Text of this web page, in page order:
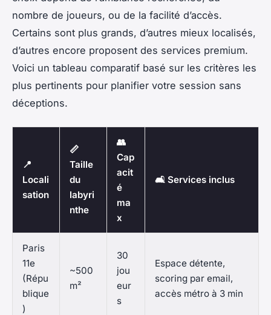
nombre de joueurs, ou de la facilité d’accès.
Certains sont plus grands, d’autres mieux localisés,
d’autres encore proposent des services premium.
Voici un tableau comparatif basé sur les critères les
plus pertinents pour planifier votre session sans
déceptions.
📍
Locali
sation
📏
Taille
du
labyri
nthe
👥
Cap
acit
é
ma
x
🛋️ Services inclus
Paris
11e
(Répu
blique
)
~500
m²
30
jou
eur
s
Espace détente,
scoring par email,
accès métro à 3 min